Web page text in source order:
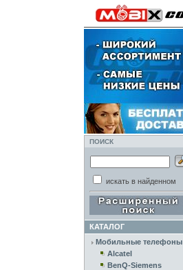
ПОИСК
искать в найденном
КАТАЛОГ
Мобильные телефоны
Alcatel
BenQ-Siemens